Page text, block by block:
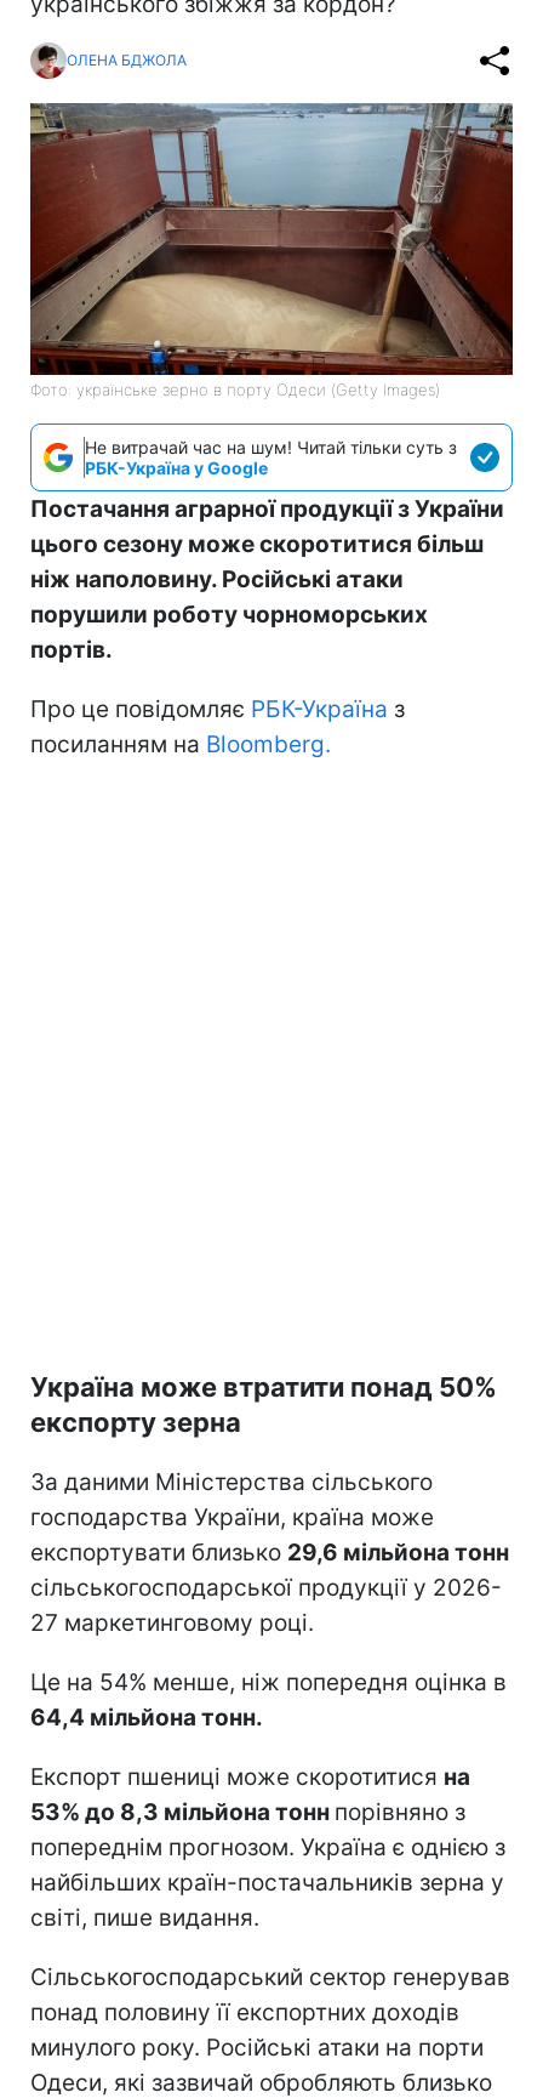
ОЛЕНА БДЖОЛА
Фото: українське зерно в порту Одеси (Getty Images)
Не витрачай час на шум! Читай тільки суть з
РБК-Україна у Google
Постачання аграрної продукції з України
цього сезону може скоротитися більш
ніж наполовину. Російські атаки
порушили роботу чорноморських
портів.
Про це повідомляє РБК-Україна з
посиланням на Bloomberg.
Україна може втратити понад 50%
експорту зерна
За даними Міністерства сільського
господарства України, країна може
експортувати близько 29,6 мільйона тонн
сільськогосподарської продукції у 2026-
27 маркетинговому році.
Це на 54% менше, ніж попередня оцінка в
64,4 мільйона тонн.
Експорт пшениці може скоротитися на
53% до 8,3 мільйона тонн порівняно з
попереднім прогнозом. Україна є однією з
найбільших країн-постачальників зерна у
світі, пише видання.
Сільськогосподарський сектор генерував
понад половину її експортних доходів
минулого року. Російські атаки на порти
Одеси, які зазвичай обробляють близько